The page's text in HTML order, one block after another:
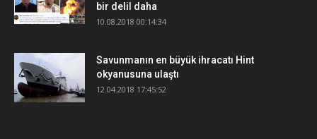
bir delil daha
10.08.2018 00:14:34
Savunmanın en büyük ihracatı Hint
okyanusuna ulaştı
12.04.2018 17:45:52